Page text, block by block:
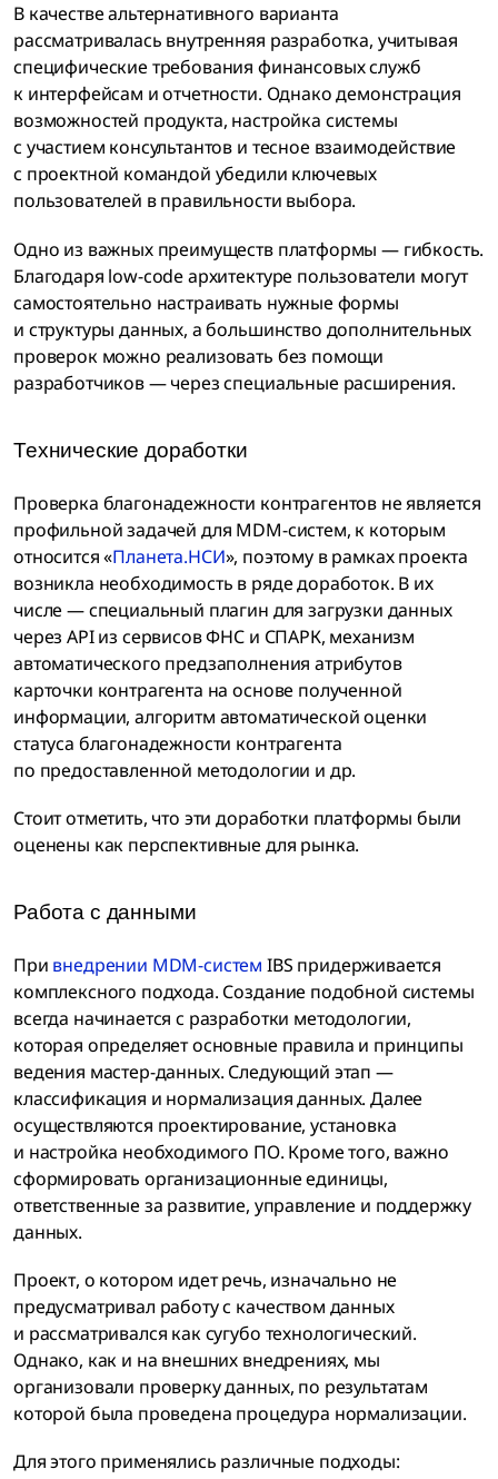
В качестве альтернативного варианта
рассматривалась внутренняя разработка, учитывая
специфические требования финансовых служб
к интерфейсам и отчетности. Однако демонстрация
возможностей продукта, настройка системы
с участием консультантов и тесное взаимодействие
с проектной командой убедили ключевых
пользователей в правильности выбора.
Одно из важных преимуществ платформы — гибкость.
Благодаря low-code архитектуре пользователи могут
самостоятельно настраивать нужные формы
и структуры данных, а большинство дополнительных
проверок можно реализовать без помощи
разработчиков — через специальные расширения.
Технические доработки
Проверка благонадежности контрагентов не является
профильной задачей для MDM-систем, к которым
относится «Планета.НСИ», поэтому в рамках проекта
возникла необходимость в ряде доработок. В их
числе — специальный плагин для загрузки данных
через API из сервисов ФНС и СПАРК, механизм
автоматического предзаполнения атрибутов
карточки контрагента на основе полученной
информации, алгоритм автоматической оценки
статуса благонадежности контрагента
по предоставленной методологии и др.
Стоит отметить, что эти доработки платформы были
оценены как перспективные для рынка.
Работа с данными
При внедрении MDM-систем IBS придерживается
комплексного подхода. Создание подобной системы
всегда начинается с разработки методологии,
которая определяет основные правила и принципы
ведения мастер-данных. Следующий этап —
классификация и нормализация данных. Далее
осуществляются проектирование, установка
и настройка необходимого ПО. Кроме того, важно
сформировать организационные единицы,
ответственные за развитие, управление и поддержку
данных.
Проект, о котором идет речь, изначально не
предусматривал работу с качеством данных
и рассматривался как сугубо технологический.
Однако, как и на внешних внедрениях, мы
организовали проверку данных, по результатам
которой была проведена процедура нормализации.
Для этого применялись различные подходы: